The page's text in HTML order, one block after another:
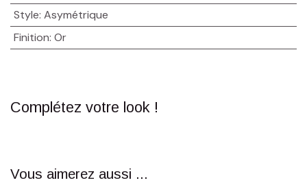
Style: Asymétrique
Finition: Or
Complétez votre look !
Vous aimerez aussi ...